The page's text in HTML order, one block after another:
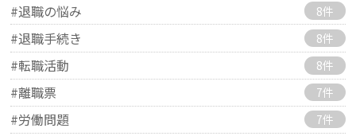
#退職の悩み 8件
#退職手続き 8件
#転職活動 8件
#離職票 7件
#労働問題 7件